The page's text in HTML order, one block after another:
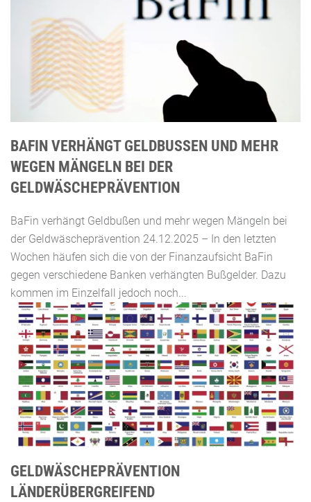
BAFIN VERHÄNGT GELDBUSSEN UND MEHR W
EGEN MÄNGELN BEI DER G
ELDWÄSCHEPRÄVENTION
BaFin verhängt Geldbußen und mehr wegen Mängeln bei
der Geldwäscheprävention 24.12.2025 – In den letzten
Wochen häufen sich die von der Finanzaufsicht BaFin
gegen verschiedene Banken verhängten Bußgelder. Dazu
kommen im Einzelfall jedoch noch...
GELDWÄSCHEPRÄVENTION
LÄNDERÜBERGREIFEND